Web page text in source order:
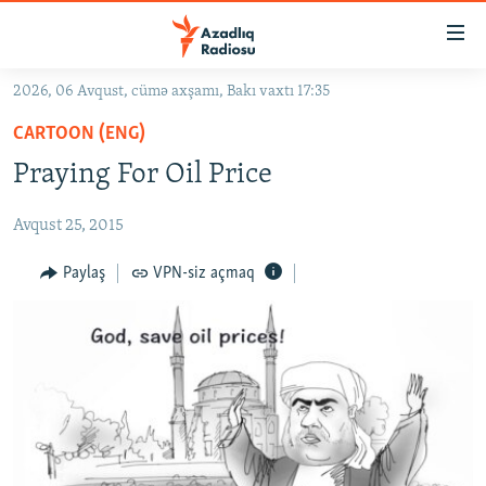
Əsas
qayıt
Əsas
naviqasiyaya
qayıt
KORRUPSIOMETR
#ƏSLINDƏ
FƏRQƏ BAX
ARAŞDIRMA
VIDEO
FOTOQALEREYA
RADIO ARXIV
OXU ZALI
HAQQIMIZDA
2026, 06 Avqust, cümə axşamı, Bakı vaxtı 17:35
CARTOON (ENG)
Praying For Oil Price
Avqust 25, 2015
Paylaş VPN-siz açmaq